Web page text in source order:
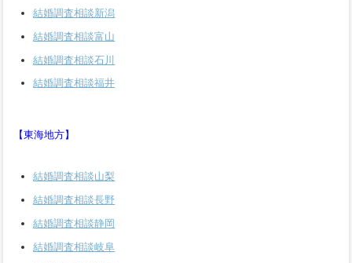
結婚調査相談新潟
結婚調査相談富山
結婚調査相談石川
結婚調査相談福井
【東海地方】
結婚調査相談山梨
結婚調査相談長野
結婚調査相談静岡
結婚調査相談岐阜